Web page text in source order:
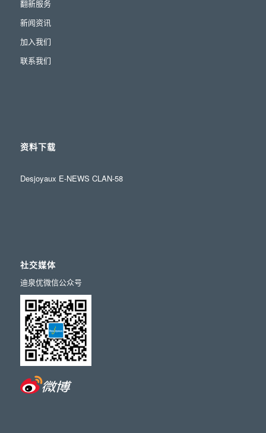
翻新服务
新闻资讯
加入我们
联系我们
资料下载
Desjoyaux E-NEWS CLAN-58
社交媒体
迪泉优微信公众号